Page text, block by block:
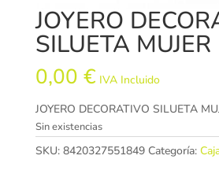
JOYERO
SILUETA MUJER
0,00 € IVA Incluido
JOYERO DECORATIVO SILUETA
Sin existencias
SKU: 8420327551849 Categoría: